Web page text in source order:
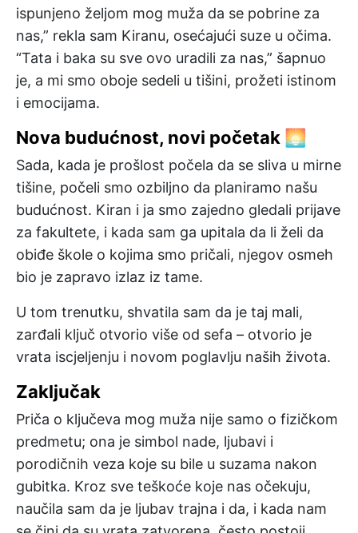
ispunjeno željom mog muža da se pobrine za
nas,” rekla sam Kiranu, osećajući suze u očima.
“Tata i baka su sve ovo uradili za nas,” šapnuo
je, a mi smo oboje sedeli u tišini, prožeti istinom
i emocijama.
Nova budućnost, novi početak 🌅
Sada, kada je prošlost počela da se sliva u mirne
tišine, počeli smo ozbiljno da planiramo našu
budućnost. Kiran i ja smo zajedno gledali prijave
za fakultete, i kada sam ga upitala da li želi da
obiđe škole o kojima smo pričali, njegov osmeh
bio je zapravo izlaz iz tame.
U tom trenutku, shvatila sam da je taj mali,
zarđali ključ otvorio više od sefa – otvorio je
vrata iscjeljenju i novom poglavlju naših života.
Zaključak
Priča o ključeva mog muža nije samo o fizičkom
predmetu; ona je simbol nade, ljubavi i
porodičnih veza koje su bile u suzama nakon
gubitka. Kroz sve teškoće koje nas očekuju,
naučila sam da je ljubav trajna i da, i kada nam